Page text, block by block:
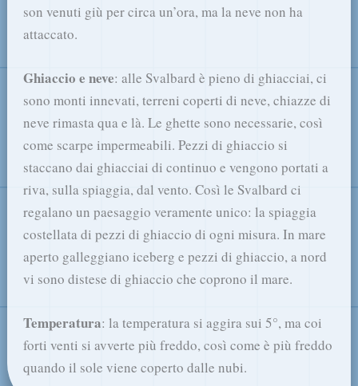
son venuti giù per circa un’ora, ma la neve non ha
attaccato.
Ghiaccio e neve: alle Svalbard è pieno di ghiacciai, ci
sono monti innevati, terreni coperti di neve, chiazze di
neve rimasta qua e là. Le ghette sono necessarie, così
come scarpe impermeabili. Pezzi di ghiaccio si
staccano dai ghiacciai di continuo e vengono portati a
riva, sulla spiaggia, dal vento. Così le Svalbard ci
regalano un paesaggio veramente unico: la spiaggia
costellata di pezzi di ghiaccio di ogni misura. In mare
aperto galleggiano iceberg e pezzi di ghiaccio, a nord
vi sono distese di ghiaccio che coprono il mare.
Temperatura: la temperatura si aggira sui 5°, ma coi
forti venti si avverte più freddo, così come è più freddo
quando il sole viene coperto dalle nubi.